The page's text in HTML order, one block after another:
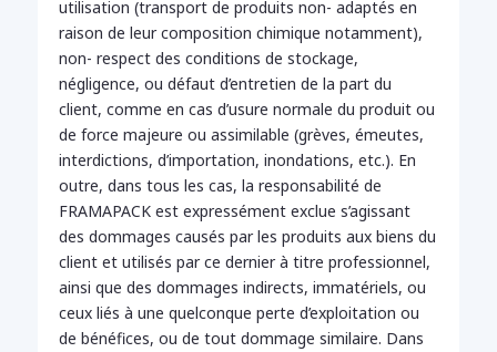
utilisation (transport de produits non- adaptés en
raison de leur composition chimique notamment),
non- respect des conditions de stockage,
négligence, ou défaut d’entretien de la part du
client, comme en cas d’usure normale du produit ou
de force majeure ou assimilable (grèves, émeutes,
interdictions, d’importation, inondations, etc.). En
outre, dans tous les cas, la responsabilité de
FRAMAPACK est expressément exclue s’agissant
des dommages causés par les produits aux biens du
client et utilisés par ce dernier à titre professionnel,
ainsi que des dommages indirects, immatériels, ou
ceux liés à une quelconque perte d’exploitation ou
de bénéfices, ou de tout dommage similaire. Dans